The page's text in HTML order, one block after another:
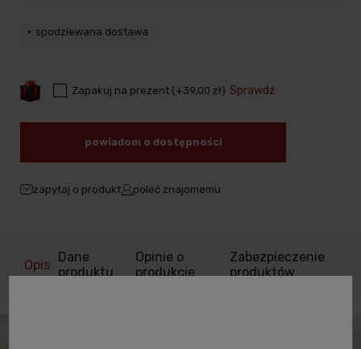
spodziewana dostawa
Zapakuj na prezent (+39,00 zł) Sprawdź
powiadom o dostępności
zapytaj o produkt poleć znajomemu
Opis Dane
produktu
Opinie o
produkcie
Zabezpieczenie
produktów